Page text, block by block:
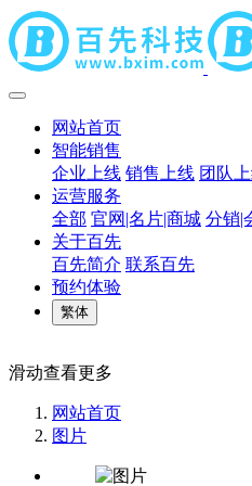
网站首页
智能销售
企业上线 销售上线 团队
运营服务
全部 官网|名片|商城 分销|
关于百先
百先简介 联系百先
预约体验
繁体
滑动查看更多
网站首页
图片